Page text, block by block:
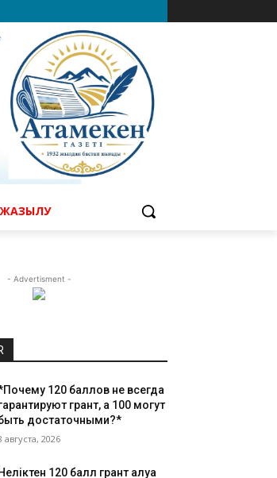
ЖАЗЫЛУ
- Advertisment -
120 баллов не всегда
грант, а 100 могут
достаточными?*
августа, 2026
Неліктен 120 балл грант алуға